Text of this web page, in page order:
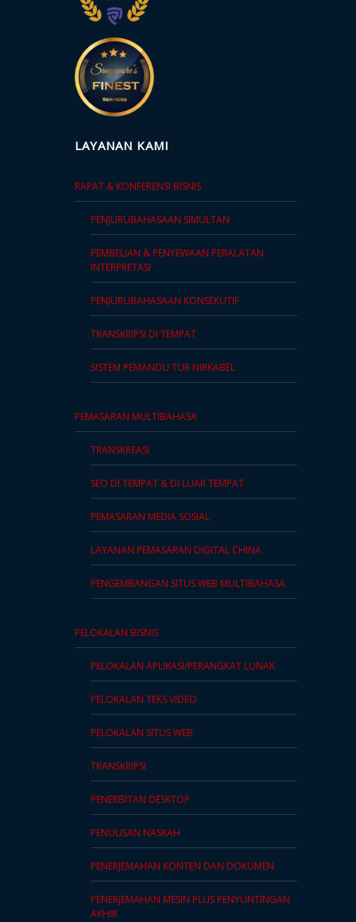
LAYANAN KAMI
RAPAT & KONFERENSI BISNIS
PENJURUBAHASAAN SIMULTAN
PEMBELIAN & PENYEWAAN PERALATAN
INTERPRETASI
PENJURUBAHASAAN KONSEKUTIF
TRANSKRIPSI DI TEMPAT
SISTEM PEMANDU TUR NIRKABEL
PEMASARAN MULTIBAHASA
TRANSKREASI
SEO DI TEMPAT & DI LUAR TEMPAT
PEMASARAN MEDIA SOSIAL
LAYANAN PEMASARAN DIGITAL CHINA
PENGEMBANGAN SITUS WEB MULTIBAHASA
PELOKALAN BISNIS
PELOKALAN APLIKASI/PERANGKAT LUNAK
PELOKALAN TEKS VIDEO
PELOKALAN SITUS WEB
TRANSKRIPSI
PENERBITAN DESKTOP
PENULISAN NASKAH
PENERJEMAHAN KONTEN DAN DOKUMEN
PENERJEMAHAN MESIN PLUS PENYUNTINGAN
AKHIR